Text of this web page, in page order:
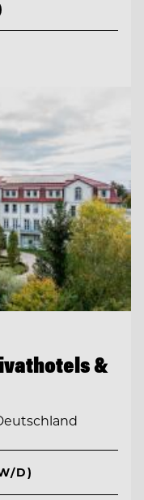
&
D)